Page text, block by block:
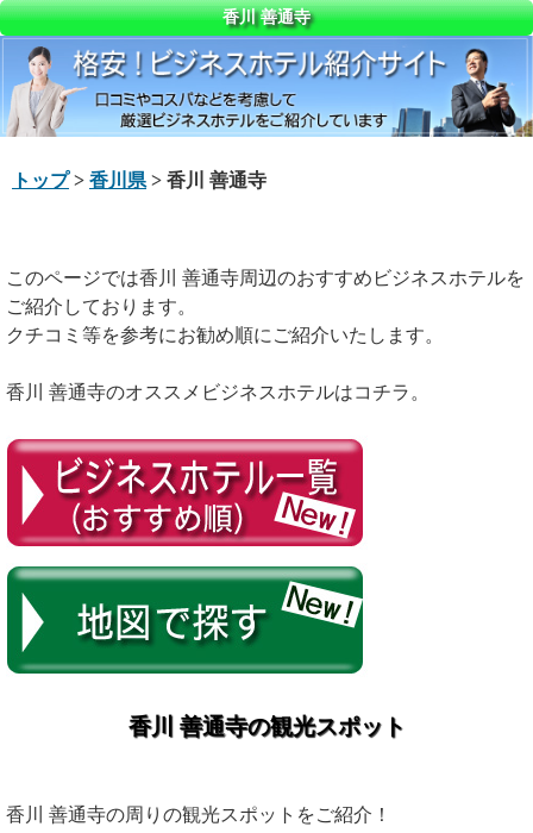
香川 善通寺
トップ> 香川県 > 香川 善通寺
このページでは香川 善通寺周辺のおすすめビジネスホテルを
ご紹介しております。
クチコミ等を参考にお勧め順にご紹介いたします。
香川 善通寺のオススメビジネスホテルはコチラ。
香川 善通寺の観光スポット
香川 善通寺の周りの観光スポットをご紹介！